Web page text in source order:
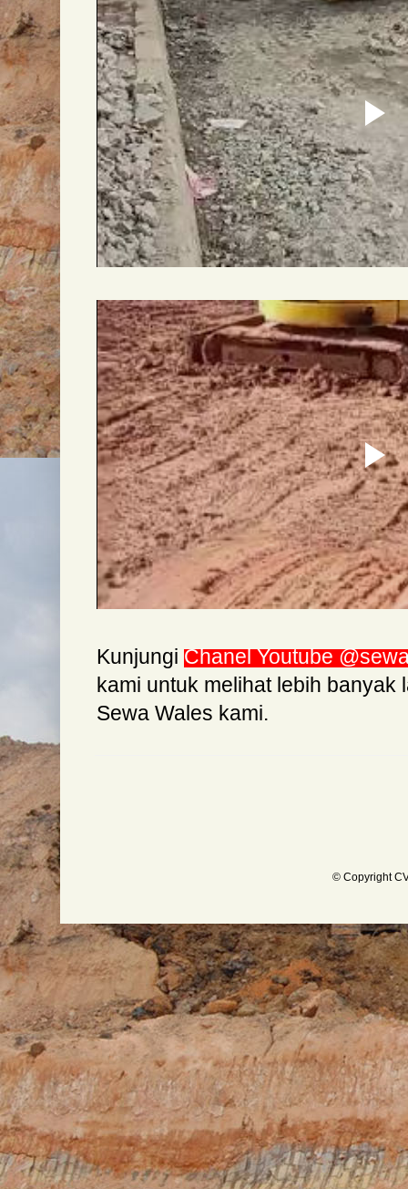
Kunjungi Chanel Youtube
kami untuk melihat lebih banyak
Sewa Wales kami.
© Copyright